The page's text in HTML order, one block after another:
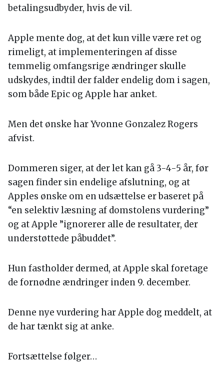
betalingsudbyder, hvis de vil.
Apple mente dog, at det kun ville være ret og
rimeligt, at implementeringen af disse
temmelig omfangsrige ændringer skulle
udskydes, indtil der falder endelig dom i sagen,
som både Epic og Apple har anket.
Men det ønske har Yvonne Gonzalez Rogers
afvist.
Dommeren siger, at der let kan gå 3-4-5 år, før
sagen finder sin endelige afslutning, og at
Apples ønske om en udsættelse er baseret på
“en selektiv læsning af domstolens vurdering”
og at Apple ”ignorerer alle de resultater, der
understøttede påbuddet”.
Hun fastholder dermed, at Apple skal foretage
de fornødne ændringer inden 9. december.
Denne nye vurdering har Apple dog meddelt, at
de har tænkt sig at anke.
Fortsættelse følger…